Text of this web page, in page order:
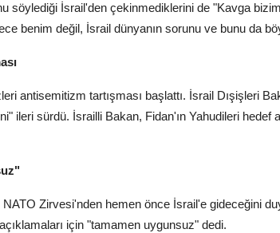
söylediği İsrail'den çekinmediklerini de "Kavga
benim değil, İsrail dünyanın sorunu ve bunu da
antisemitizm tartışması başlattı. İsrail Dışişleri
ileri sürdü. İsrailli Bakan, Fidan'ın Yahudileri hedef
NATO Zirvesi'nden hemen önce İsrail'e gideceğini
için "tamamen uygunsuz" dedi.